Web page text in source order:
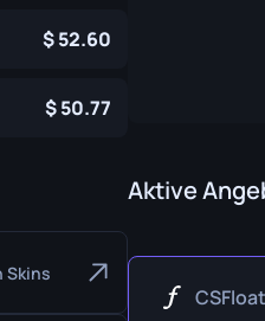
M9
52.60
50.77
Skins
Aktive
CSFloat